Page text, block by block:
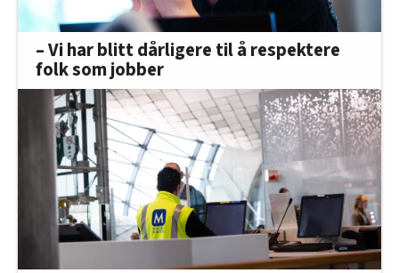
– Vi har blitt dårligere til å respektere
folk som jobber